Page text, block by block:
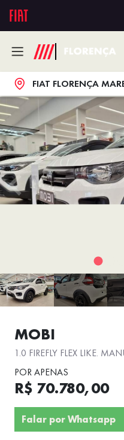
FIAT FLORENÇA
MOBI
1.0 FIREFLY FLEX LIKE.
POR APENAS
R$ 70.780,00
Falar por Whatsapp